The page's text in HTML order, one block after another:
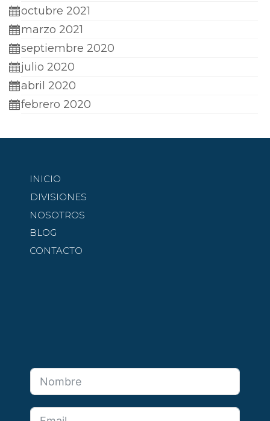
octubre 2021
marzo 2021
septiembre 2020
julio 2020
abril 2020
febrero 2020
CONTACTO
DIVISIONES
NOSOTROS
BLOG
INICIO